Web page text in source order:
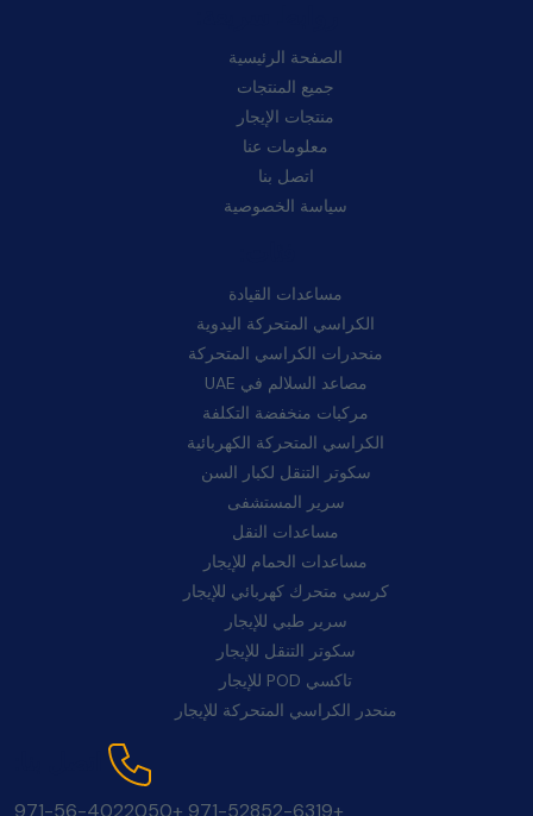
الصفحة الرئيسية
جميع المنتجات
منتجات الإيجار
معلومات عنا
اتصل بنا
سياسة الخصوصية
مساعدات القيادة
الكراسي المتحركة اليدوية
منحدرات الكراسي المتحركة
مصاعد السلالم في UAE
مركبات منخفضة التكلفة
الكراسي المتحركة الكهربائية
سكوتر التنقل لكبار السن
سرير المستشفى
مساعدات النقل
مساعدات الحمام للإيجار
كرسي متحرك كهربائي للإيجار
سرير طبي للإيجار
سكوتر التنقل للإيجار
تاكسي POD للإيجار
منحدر الكراسي المتحركة للإيجار
+971-52852-6319
+971-56-4022050